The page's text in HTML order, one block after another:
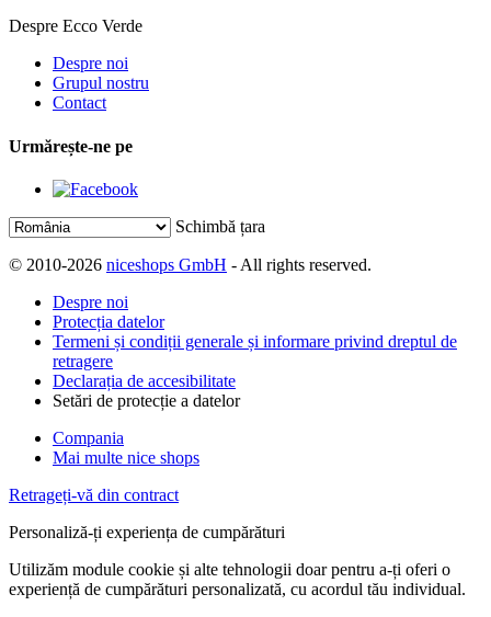
Despre Ecco Verde
Despre noi
Grupul nostru
Contact
Urmărește-ne pe
Schimbă țara
© 2010-2026 niceshops GmbH - All rights reserved.
Despre noi
Protecția datelor
Termeni și condiții generale și informare privind dreptul de
retragere
Declarația de accesibilitate
Setări de protecție a datelor
Compania
Mai multe nice shops
Retrageți-vă din contract
Personaliză-ți experiența de cumpărături
Utilizăm module cookie și alte tehnologii doar pentru a-ți oferi o
experiență de cumpărături personalizată, cu acordul tău individual.